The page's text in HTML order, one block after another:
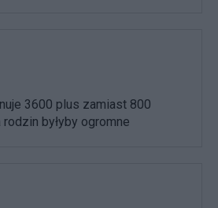
3600 plus zamiast 800
rodzin byłyby ogromne